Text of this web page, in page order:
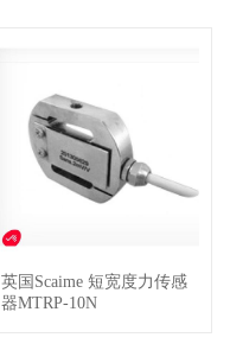
查看详情
英国Scaime 短宽度力传感
器MTRP-10N